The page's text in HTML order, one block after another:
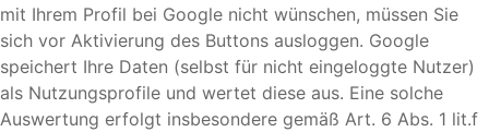
mit Ihrem Profil bei Google nicht wünschen, müssen Sie
sich vor Aktivierung des Buttons ausloggen. Google
speichert Ihre Daten (selbst für nicht eingeloggte Nutzer)
als Nutzungsprofile und wertet diese aus. Eine solche
Auswertung erfolgt insbesondere gemäß Art. 6 Abs. 1 lit.f